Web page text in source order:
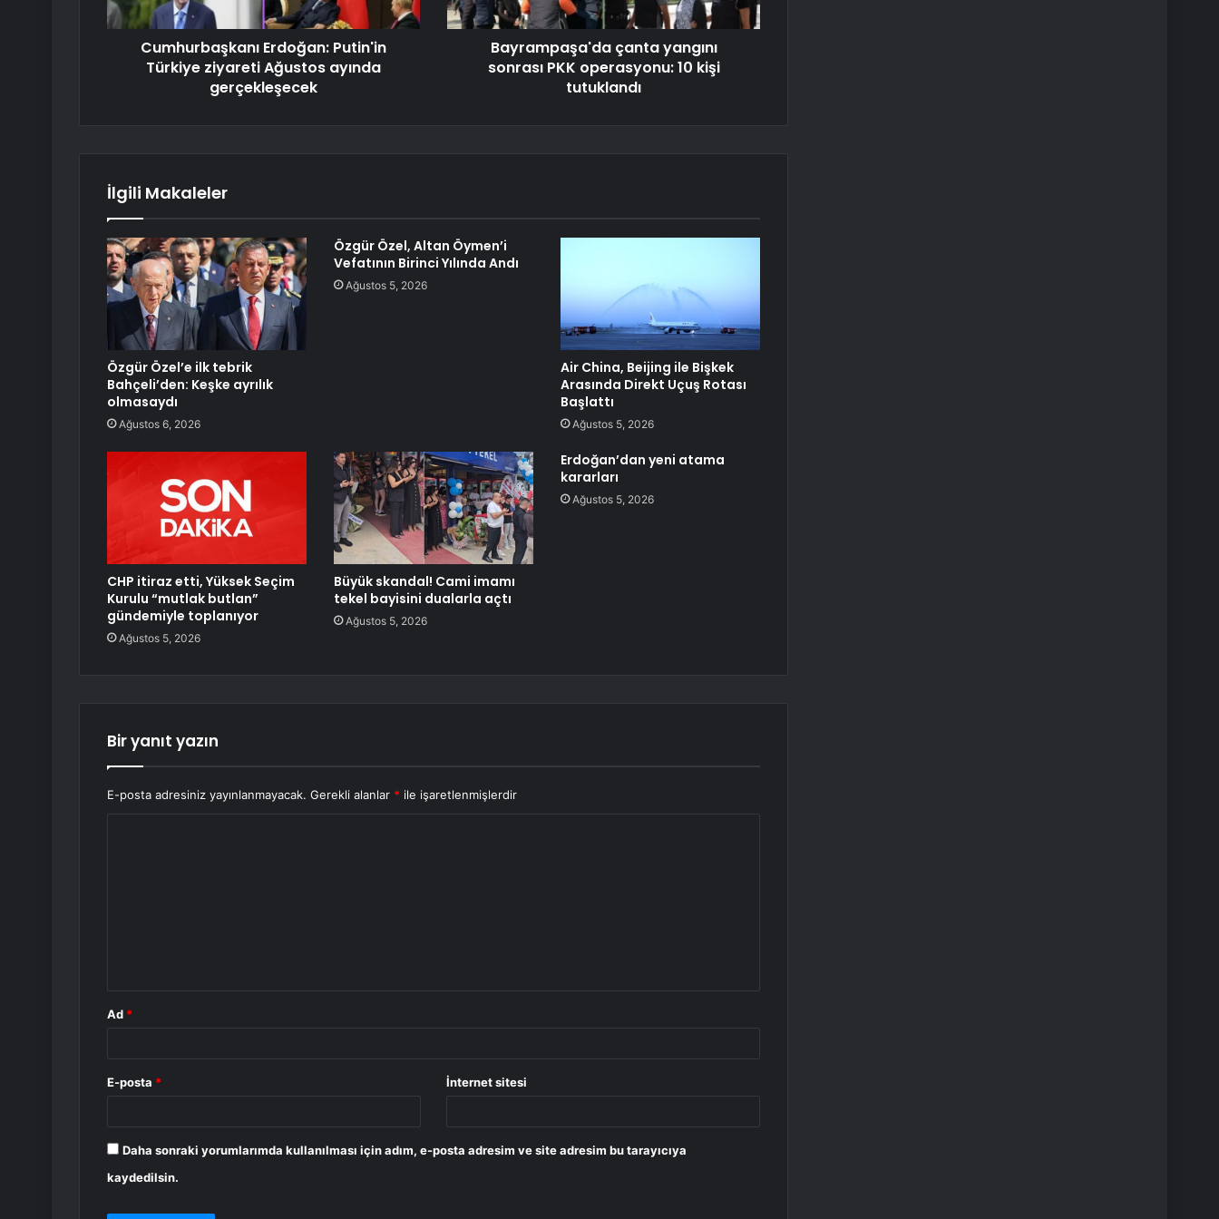
Cumhurbaşkanı Erdoğan: Putin'in
Türkiye ziyareti Ağustos ayında
gerçekleşecek
Bayrampaşa'da çanta yangını
sonrası PKK operasyonu: 10 kişi
tutuklandı
İlgili Makaleler
Özgür Özel’e ilk tebrik
Bahçeli’den: Keşke ayrılık
olmasaydı
Ağustos 6, 2026
Özgür Özel, Altan Öymen’i
Vefatının Birinci Yılında Andı
Ağustos 5, 2026
Air China, Beijing ile Bişkek
Arasında Direkt Uçuş Rotası
Başlattı
Ağustos 5, 2026
CHP itiraz etti, Yüksek Seçim
Kurulu “mutlak butlan”
gündemiyle toplanıyor
Ağustos 5, 2026
Büyük skandal! Cami imamı
tekel bayisini dualarla açtı
Ağustos 5, 2026
Erdoğan’dan yeni atama
kararları
Ağustos 5, 2026
Bir yanıt yazın
E-posta adresiniz yayınlanmayacak. Gerekli alanlar * ile işaretlenmişlerdir
Ad *
E-posta * İnternet sitesi
Daha sonraki yorumlarımda kullanılması için adım, e-posta adresim ve site adresim bu tarayıcıya
kaydedilsin.